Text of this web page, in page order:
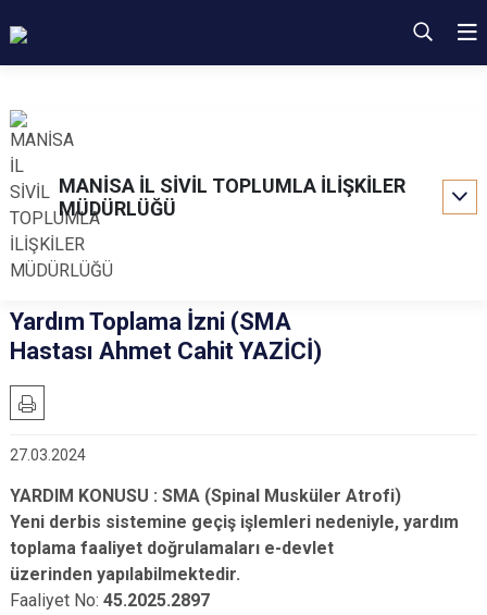
MANİSA İL SİVİL TOPLUMLA İLİŞKİLER
MÜDÜRLÜĞÜ
Yardım Toplama İzni (SMA
Hastası Ahmet Cahit YAZİCİ)
27.03.2024
YARDIM KONUSU : SMA (Spinal Musküler Atrofi)
Yeni derbis sistemine geçiş işlemleri nedeniyle, yardım
toplama faaliyet doğrulamaları e-devlet
üzerinden yapılabilmektedir.
Faaliyet No: 45.2025.2897